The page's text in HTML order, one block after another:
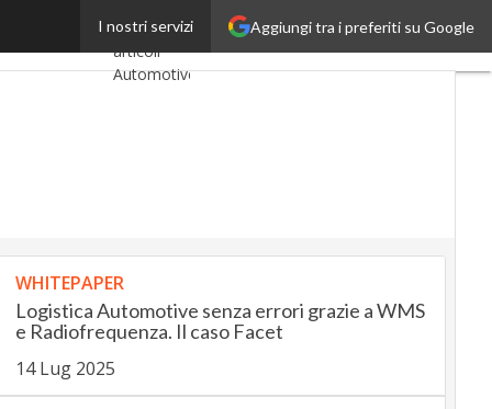
Aggiungi tra i preferiti su Google
I nostri servizi
dei farmaciUltimi
articoli
AutomotiveUp
SmartMobilityUp
Proptech
Startup
WHITEPAPER
Logistica Automotive senza errori grazie a WMS
e Radiofrequenza. Il caso Facet
14 Lug 2025